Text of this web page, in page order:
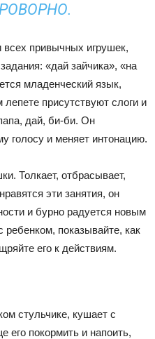
всех привычных игрушек,
«дай зайчика», «на
младенческий язык,
лепете присутствуют слоги и
дай, би-би. Он
голосу и меняет интонацию.
Толкает, отбрасывает,
эти занятия, он
и бурно радуется новым
показывайте, как
его к действиям.
стульчике, кушает с
покормить и напоить,